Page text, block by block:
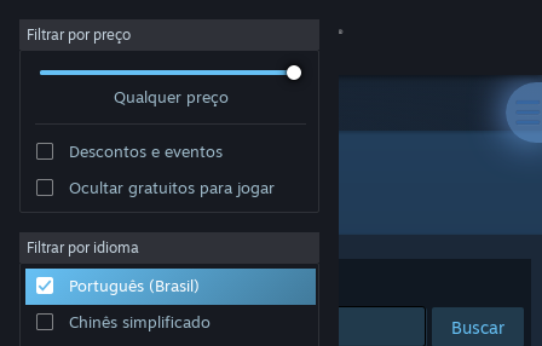
Iniciar sessão
Sobre
Suporte
Filtrar por preço
Qualquer preço
Descontos e eventos
Ocultar gratuitos para jogar
Filtrar por idioma
Português (Brasil)
Chinês simplificado
Desenvolvedor: Atemly Games
Ordenar por Relevância
Buscar